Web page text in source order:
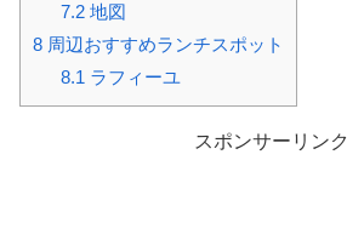
7.2地図
8 周辺おすすめランチスポット
8.1 ラフィーユ
スポンサーリンク